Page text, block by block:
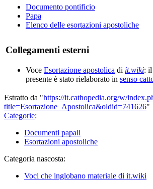
Documento pontificio
Papa
Elenco delle esortazioni apostoliche
Collegamenti esterni
Voce Esortazione apostolica di it.wiki:
presente è stato rielaborato in senso
Estratto da "https://it.cathopedia.org/w/
title=Esortazione_Apostolica&oldid=741626"
Categorie:
Documenti papali
Esortazioni apostoliche
Categoria nascosta:
Voci che inglobano materiale di it.wiki